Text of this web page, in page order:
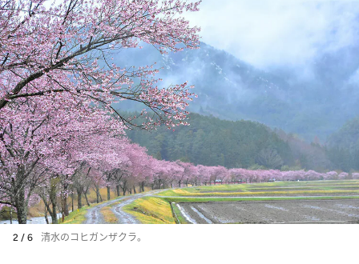
2 / 6 清水のコヒガンザクラ。